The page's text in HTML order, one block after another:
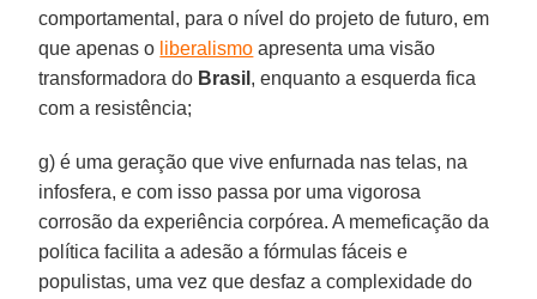
comportamental, para o nível do projeto de futuro, em
que apenas o liberalismo apresenta uma visão
transformadora do Brasil , enquanto a esquerda fica
com a resistência;
g) é uma geração que vive enfurnada nas telas, na
infosfera, e com isso passa por uma vigorosa
corrosão da experiência corpórea. A memeficação da
política facilita a adesão a fórmulas fáceis e
populistas, uma vez que desfaz a complexidade do